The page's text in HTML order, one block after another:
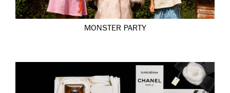
MONSTER PARTY